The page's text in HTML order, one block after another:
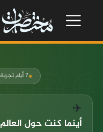
٧ أيام تجربة مجانية — بدون بطاقة
✈️
أينما كنت حول العالم